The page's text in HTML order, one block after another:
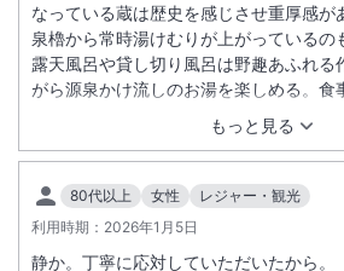
もっと見る
なっている蔵は歴史を感じさせ重厚感が
泉櫓から常時湯けむりが上がっているの
露天風呂や貸し切り風呂は野趣あふれる
がら源泉かけ流しのお湯を楽しめる。食
も美しく美味しい。部屋の冷蔵庫内の飲
い。最近は若い不慣れな従業員ばかりの
宿はベテランの従業員の方が多く、さり
応。また、小学生以下の子供はいないの
すことができた。高いアンケート評価も
80代以上 女性
レジャー・観光
利用時期： 2026年1月5日
静か。丁寧に応対していただいたから。